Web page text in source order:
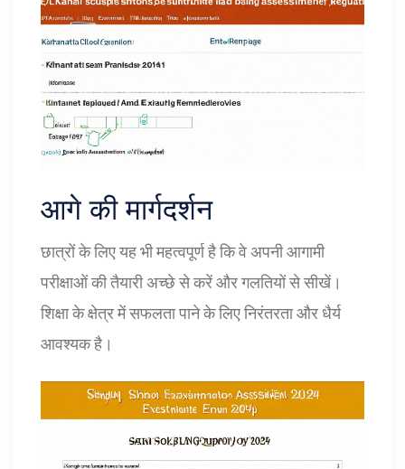
आगे की मार्गदर्शन
छात्रों के लिए यह भी महत्वपूर्ण है कि वे अपनी आगामी
परीक्षाओं की तैयारी अच्छे से करें और गलतियों से सीखें।
शिक्षा के क्षेत्र में सफलता पाने के लिए निरंतरता और धैर्य
आवश्यक है।